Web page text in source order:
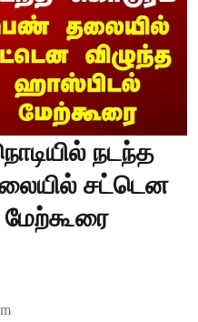
நடந்த
சட்டென